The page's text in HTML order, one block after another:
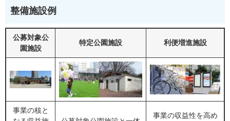
整備施設例
公募対象公
園施設
特定公園施設 利便増進施設
事業の核と
事業の収益性を高め